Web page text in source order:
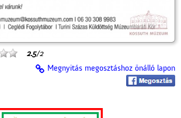
2.5/2
Megnyitás megosztáshoz önálló lapon